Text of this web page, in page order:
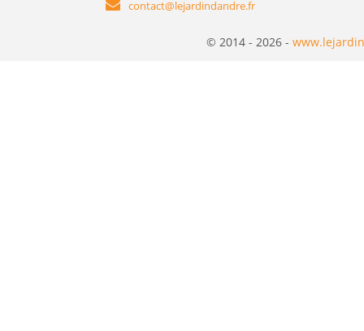
contact@lejardindandre.fr
© 2014 - 2026 -